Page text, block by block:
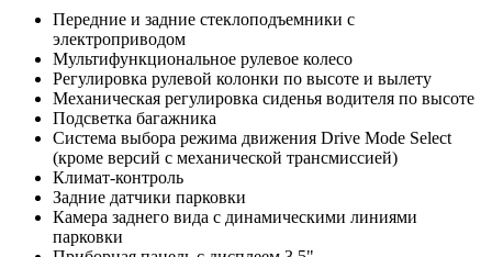
Передние и задние стеклоподъемники с
электроприводом
Мультифункциональное рулевое колесо
Регулировка рулевой колонки по высоте и вылету
Механическая регулировка сиденья водителя по высоте
Подсветка багажника
Система выбора режима движения Drive Mode Select
(кроме версий с механической трансмиссией)
Климат-контроль
Задние датчики парковки
Камера заднего вида с динамическими линиями
парковки